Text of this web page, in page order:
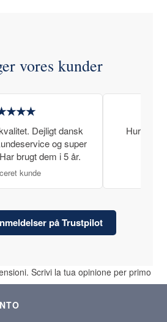
vores kunder
Dejligt dansk
og super
brugt dem i 5 år.
kunde
Hurtig
på Trustpilot
Scrivi la tua opinione per primo